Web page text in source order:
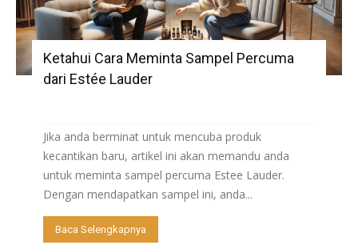
Ketahui Cara Meminta Sampel Percuma
dari Estée Lauder
Jika anda berminat untuk mencuba produk
kecantikan baru, artikel ini akan memandu anda
untuk meminta sampel percuma Estee Lauder.
Dengan mendapatkan sampel ini, anda...
Baca Selengkapnya